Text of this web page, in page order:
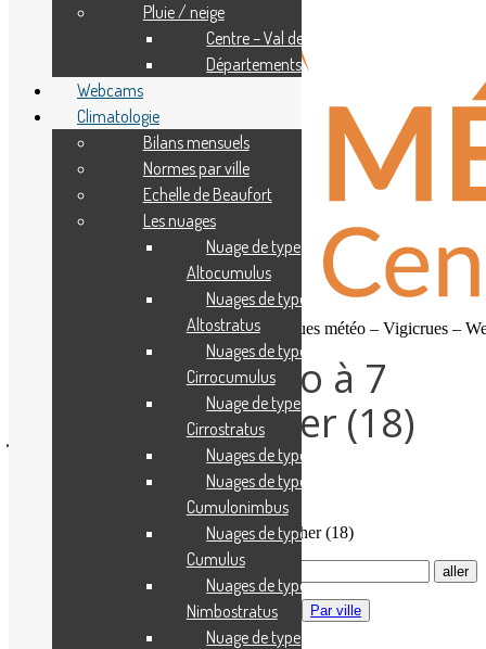
Prévisions gratuites – Observations – Risques météo – Vigicrues –
Prévisions météo à 7
jours pour le Cher (18)
Prévisions météo à 7 jours pour le Cher (18)
Mise à jour entre 7h30 et
Obs + T°C Vent moyen Par ville
Pluie / neige
Centre – Val de Loire
Départements
Webcams
Climatologie
Bilans mensuels
Normes par ville
Echelle de Beaufort
Les nuages
Nuage de type
Altocumulus
Nuages de type
Altostratus
Nuages de type
Cirrocumulus
Nuage de type
Cirrostratus
Nuages de type Cirrus
Nuages de type
Cumulonimbus
Nuages de type
Cumulus
Nuages de type
Nimbostratus
Nuage de type